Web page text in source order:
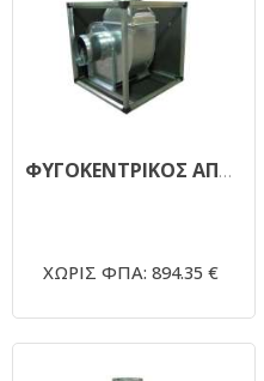
ΦΥΓΟΚΕΝΤΡΙΚΟΣ ΑΠΟΡΡΟΦΗΤΗΡΑΣ ΜΟΝΗΣ ΑΝΑΡΡΟΦΗΣΗΣ ΗΧΟΜΟΝΩΜΕΝΟΣ 1450RPM - Φ350 3,0ΗΡ 380V
ΧΩΡΙΣ ΦΠΑ: 894.35 €